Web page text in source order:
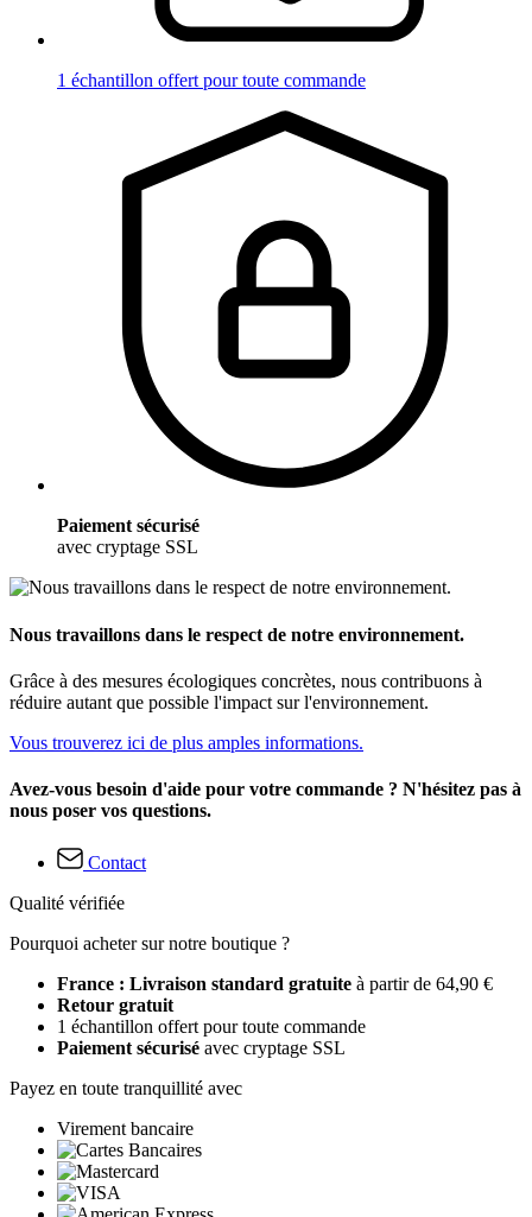
1 échantillon offert pour toute commande
Paiement sécurisé
avec cryptage SSL
Nous travaillons dans le respect de notre environnement.
Grâce à des mesures écologiques concrètes, nous contribuons à
réduire autant que possible l'impact sur l'environnement.
Vous trouverez ici de plus amples informations.
Avez-vous besoin d'aide pour votre commande ? N'hésitez pas à
nous poser vos questions.
Contact
Qualité vérifiée
Pourquoi acheter sur notre boutique ?
France : Livraison standard gratuite à partir de 64,90 €
Retour gratuit
1 échantillon offert pour toute commande
Paiement sécurisé avec cryptage SSL
Payez en toute tranquillité avec
Virement bancaire